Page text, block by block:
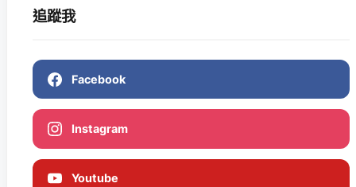
追蹤我
Facebook
Instagram
Youtube